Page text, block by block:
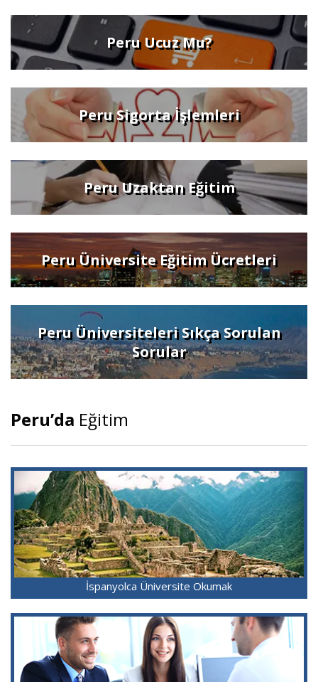
Peru Ucuz Mu?
Peru Sigorta İşlemleri
Peru Uzaktan Eğitim
Peru Üniversite Eğitim Ücretleri
Peru Üniversiteleri Sıkça Sorulan
Sorular
Peru’da Eğitim
İspanyolca Üniversite Okumak